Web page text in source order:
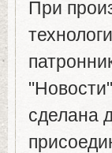
При
сделана